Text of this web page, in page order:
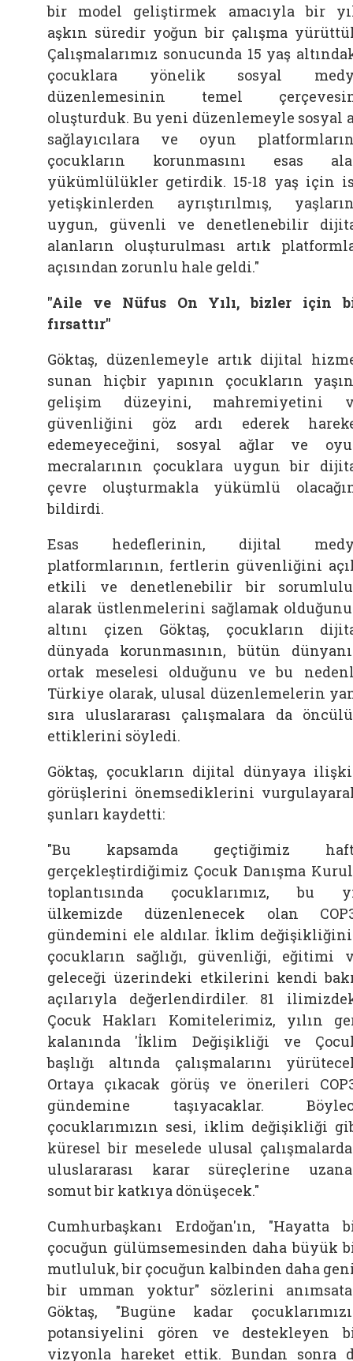
bir model geliştirmek amacıyla bir
aşkın süredir yoğun bir çalışma
Çalışmalarımız sonucunda 15 yaş
çocuklara yönelik sosyal
düzenlemesinin temel
oluşturduk. Bu yeni düzenlemeyle sosyal
sağlayıcılara ve oyun
çocukların korunmasını esas
yükümlülükler getirdik. 15-18 yaş için
yetişkinlerden ayrıştırılmış,
uygun, güvenli ve denetlenebilir
alanların oluşturulması artık
açısından zorunlu hale geldi."
"Aile ve Nüfus On Yılı, bizler için
fırsattır"
Göktaş, düzenlemeyle artık dijital
sunan hiçbir yapının çocukların
gelişim düzeyini, mahremiyetini
güvenliğini göz ardı ederek
edemeyeceğini, sosyal ağlar ve
mecralarının çocuklara uygun bir
çevre oluşturmakla yükümlü
bildirdi.
Esas hedeflerinin, dijital
platformlarının, fertlerin güvenliğini
etkili ve denetlenebilir bir
alarak üstlenmelerini sağlamak
altını çizen Göktaş, çocukların
dünyada korunmasının, bütün
ortak meselesi olduğunu ve bu
Türkiye olarak, ulusal düzenlemelerin
sıra uluslararası çalışmalara da
ettiklerini söyledi.
Göktaş, çocukların dijital dünyaya
görüşlerini önemsediklerini
şunları kaydetti:
"Bu kapsamda geçtiğimiz
gerçekleştirdiğimiz Çocuk Danışma
toplantısında çocuklarımız, bu
ülkemizde düzenlenecek olan
gündemini ele aldılar. İklim
çocukların sağlığı, güvenliği, eğitimi
geleceği üzerindeki etkilerini kendi
açılarıyla değerlendirdiler. 81
Çocuk Hakları Komitelerimiz, yılın
kalanında 'İklim Değişikliği ve
başlığı altında çalışmalarını
Ortaya çıkacak görüş ve önerileri
gündemine taşıyacaklar.
çocuklarımızın sesi, iklim değişikliği
küresel bir meselede ulusal
uluslararası karar süreçlerine
somut bir katkıya dönüşecek."
Cumhurbaşkanı Erdoğan'ın, "Hayatta
çocuğun gülümsemesinden daha büyük
mutluluk, bir çocuğun kalbinden daha
bir umman yoktur" sözlerini
Göktaş, "Bugüne kadar
potansiyelini gören ve destekleyen
vizyonla hareket ettik. Bundan sonra